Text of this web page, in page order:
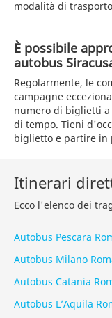
modalità di
È possibile
autobus
Regolarmente, le
campagne
numero di biglietti
di tempo. Tieni
biglietto e partire in
Itinerari
Ecco l'elenco dei
Autobus Pescara
Autobus Milano
Autobus Catania
Autobus L’Aquila